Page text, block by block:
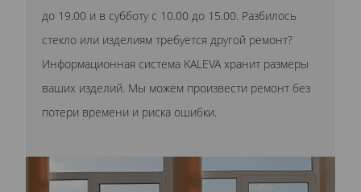
до 19.00 и в субботу с 10.00 до 15.00. Разбилось
стекло или изделиям требуется другой ремонт?
Информационная система KALEVA хранит размеры
ваших изделий. Мы можем произвести ремонт без
потери времени и риска ошибки.